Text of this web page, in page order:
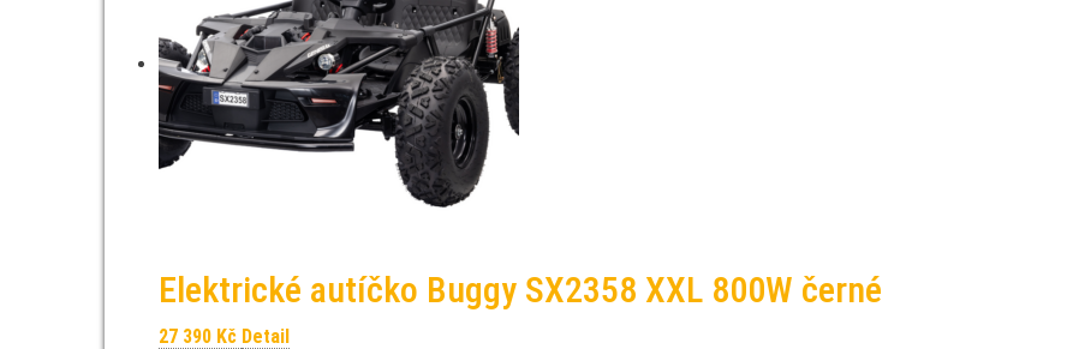
Elektrické autíčko Buggy SX2358 XXL 800W černé
27 390 Kč Detail